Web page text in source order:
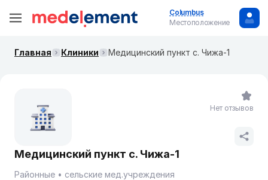
Columbus
Местоположение
Главная Клиники Медицинский пункт с. Чижа-1
Медицинский пункт с. Чижа-1
Районные
сельские мед.учреждения
Нет отзывов